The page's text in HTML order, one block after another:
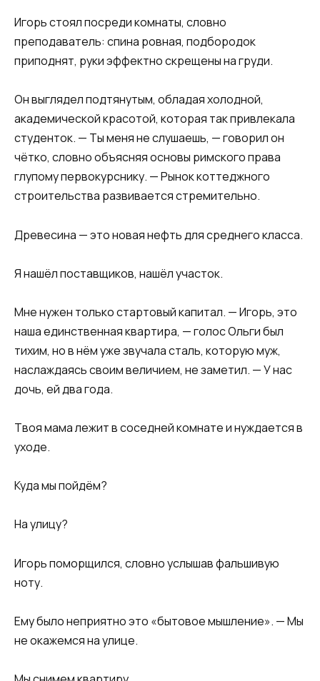
Игорь стоял посреди комнаты, словно
преподаватель: спина ровная, подбородок
приподнят, руки эффектно скрещены на груди.
Он выглядел подтянутым, обладая холодной,
академической красотой, которая так привлекала
студенток. — Ты меня не слушаешь, — говорил он
чётко, словно объясняя основы римского права
глупому первокурснику. — Рынок коттеджного
строительства развивается стремительно.
Древесина — это новая нефть для среднего класса.
Я нашёл поставщиков, нашёл участок.
Мне нужен только стартовый капитал. — Игорь, это
наша единственная квартира, — голос Ольги был
тихим, но в нём уже звучала сталь, которую муж,
наслаждаясь своим величием, не заметил. — У нас
дочь, ей два года.
Твоя мама лежит в соседней комнате и нуждается в
уходе.
Куда мы пойдём?
На улицу?
Игорь поморщился, словно услышав фальшивую
ноту.
Ему было неприятно это «бытовое мышление». — Мы
не окажемся на улице.